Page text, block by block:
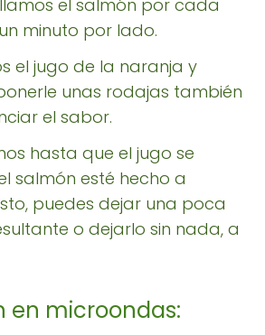
el salmón por cada
minuto por lado.
el jugo de la naranja y
unas rodajas también
el sabor.
hasta que el jugo se
salmón esté hecho a
puedes dejar una poca
o dejarlo sin nada, a
en microondas: